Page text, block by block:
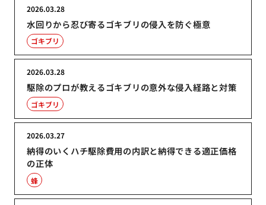
水回りから忍び寄るゴキブリの侵入を防ぐ極意
2026.03.28
ゴキブリ
駆除のプロが教えるゴキブリの意外な侵入経路と対策
2026.03.28
ゴキブリ
納得のいくハチ駆除費用の内訳と納得できる適正価格
の正体
2026.03.27
蜂